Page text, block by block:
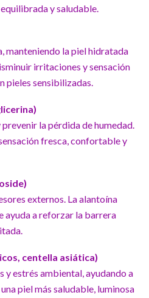
y saludable.
manteniendo la piel hidratada
irritaciones y sensación
pieles sensibilizadas.
la pérdida de humedad.
fresca, confortable y
externos. La alantoína
ayuda a reforzar la barrera
centella asiática)
y estrés ambiental, ayudando a
piel más saludable, luminosa